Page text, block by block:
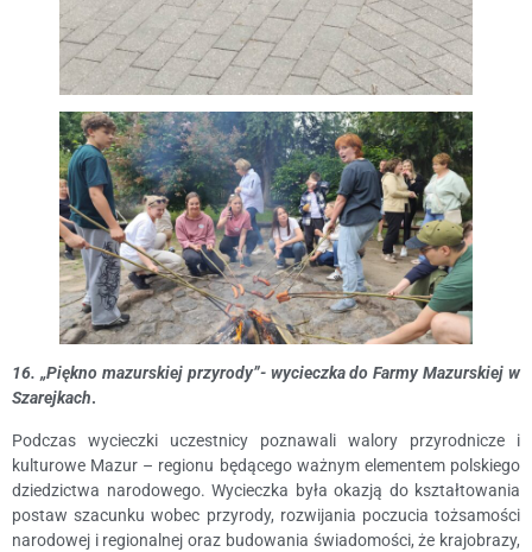
16. „Piękno mazurskiej przyrody”- wycieczka do Farmy Mazurskiej w
Szarejkach.
Podczas wycieczki uczestnicy poznawali walory przyrodnicze i
kulturowe Mazur – regionu będącego ważnym elementem polskiego
dziedzictwa narodowego. Wycieczka była okazją do kształtowania
postaw szacunku wobec przyrody, rozwijania poczucia tożsamości
narodowej i regionalnej oraz budowania świadomości, że krajobrazy,